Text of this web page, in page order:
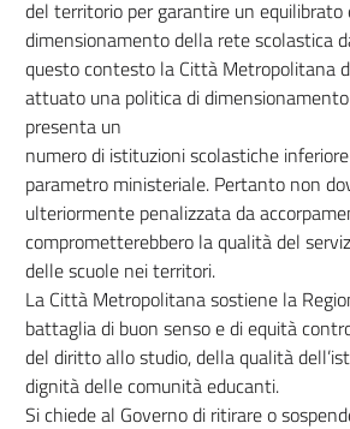
del territorio per garantire un equilibrato
dimensionamento della rete scolastica
questo contesto la Città Metropolitana
attuato una politica di
presenta un
numero di istituzioni scolastiche
parametro ministeriale. Pertanto non
ulteriormente penalizzata da
comprometterebbero la qualità del
delle scuole nei territori.
La Città Metropolitana sostiene la
battaglia di buon senso e di equità
del diritto allo studio, della qualità
dignità delle comunità educanti.
Si chiede al Governo di ritirare o